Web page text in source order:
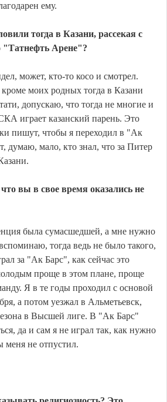
ему.
тогда в Казани, рассекая с
"Татнефть Арене"?
может, кто-то косо и смотрел.
моих родных тогда в Казани
допускаю, что тогда не многие и
играет казанский парень. Это
пишут, чтобы я переходил в "Ак
думаю, мало, кто знал, что за Питер
вы в свое время оказались не
была сумасшедшей, а мне нужно
тогда ведь не было такого,
за "Ак Барс", как сейчас это
проще в этом плане, проще
Я в те годы проходил с основой
а потом уезжал в Альметьевск,
в Высшей лиге. В "Ак Барс"
да и сам я не играл так, как нужно
не отпустил.